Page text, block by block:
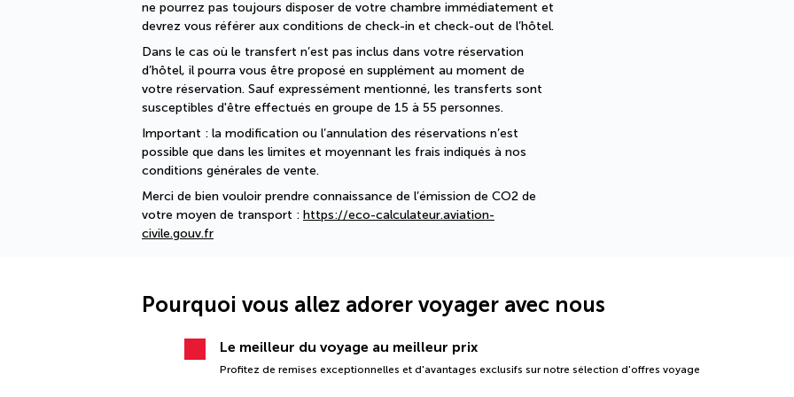
ne pourrez pas toujours disposer de votre chambre immédiatement et
devrez vous référer aux conditions de check-in et check-out de l’hôtel.
Dans le cas où le transfert n’est pas inclus dans votre réservation
d’hôtel, il pourra vous être proposé en supplément au moment de
votre réservation. Sauf expressément mentionné, les transferts sont
susceptibles d'être effectués en groupe de 15 à 55 personnes.
Important : la modification ou l’annulation des réservations n’est
possible que dans les limites et moyennant les frais indiqués à nos
conditions générales de vente.
Merci de bien vouloir prendre connaissance de l’émission de CO2 de
votre moyen de transport : https://eco-calculateur.aviation-
civile.gouv.fr
Pourquoi vous allez adorer voyager avec nous
Le meilleur du voyage au meilleur prix
Profitez de remises exceptionnelles et d'avantages exclusifs sur notre sélection d'offres voyage